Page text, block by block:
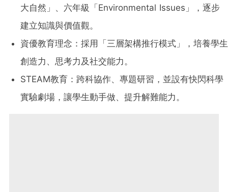
大自然」、六年級「Environmental Issues」，逐步
建立知識與價值觀。
資優教育理念：採用「三層架構推行模式」，培養學生
創造力、思考力及社交能力。
STEAM教育：跨科協作、專題研習，並設有快閃科學
實驗劇場，讓學生動手做、提升解難能力。